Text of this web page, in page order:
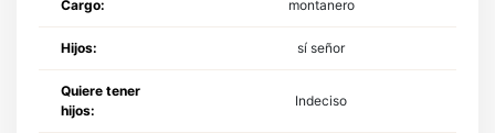
Cargo: montanero
Hijos: sí señor
Quiere tener
hijos:
Indeciso